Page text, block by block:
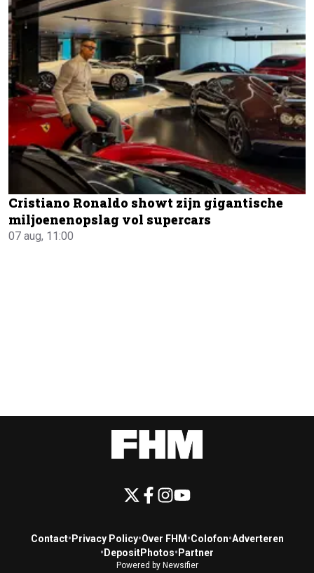
Cristiano Ronaldo showt zijn gigantische
miljoenenopslag vol supercars
07 aug, 11:00
Contact• Privacy Policy•Over FHM •Colofon•Adverteren
• DepositPhotos• Partner
Powered by Newsifier